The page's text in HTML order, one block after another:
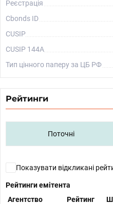
Реєстрація
Cbonds ID
CUSIP
CUSIP 144A
Тип цінного паперу за ЦБ РФ
Рейтинги
Поточні
Показувати відкликані
Рейтинги емітента
Агентство
Рейтинг